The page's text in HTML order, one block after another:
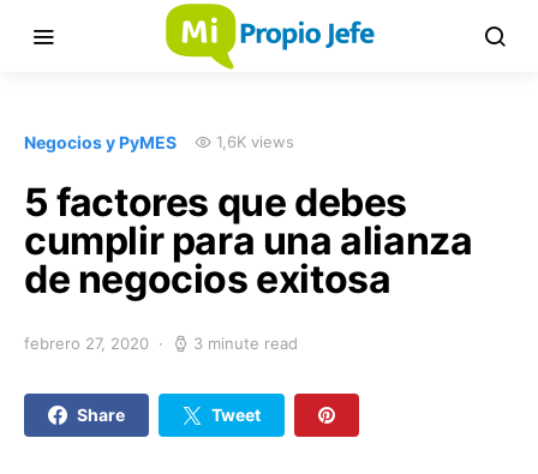
Negocios y PyMES 1,6K views
5 factores que debes
cumplir para una alianza
de negocios exitosa
febrero 27, 2020 3 minute read
Share Tweet